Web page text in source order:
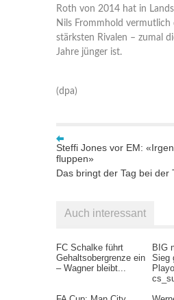
Roth von 2014 hat in
Nils Frommhold vermutlich
stärksten Rivalen – zumal
Jahre jünger ist.
(dpa)
Steffi Jones vor EM:
fluppen»
Das bringt der Tag bei der
Auch interessant
FC Schalke führt
Gehaltsobergrenze ein
– Wagner bleibt...
BIG
Sieg